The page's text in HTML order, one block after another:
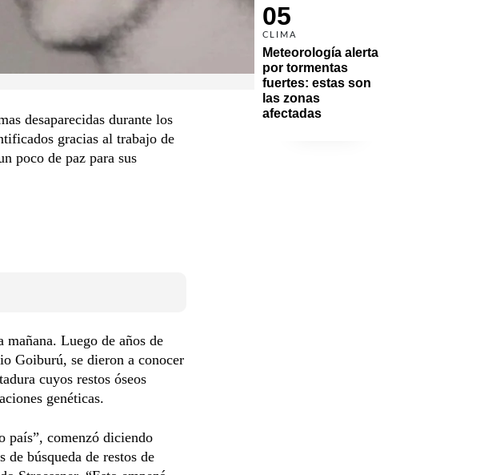
05
CLIMA
Meteorología alerta
por tormentas
fuertes: estas son
las zonas
afectadas
desaparecidas durante los
gracias al trabajo de
poco de paz para sus
Luego de años de
Goiburú, se dieron a conocer
cuyos restos óseos
genéticas.
país”, comenzó diciendo
búsqueda de restos de